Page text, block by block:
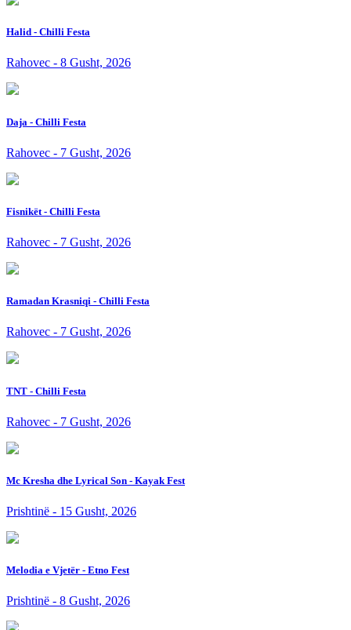
Halid - Chilli Festa
Rahovec - 8 Gusht, 2026
Daja - Chilli Festa
Rahovec - 7 Gusht, 2026
Fisnikët - Chilli Festa
Rahovec - 7 Gusht, 2026
Ramadan Krasniqi - Chilli Festa
Rahovec - 7 Gusht, 2026
TNT - Chilli Festa
Rahovec - 7 Gusht, 2026
Mc Kresha dhe Lyrical Son - Kayak Fest
Prishtinë - 15 Gusht, 2026
Melodia e Vjetër - Etno Fest
Prishtinë - 8 Gusht, 2026